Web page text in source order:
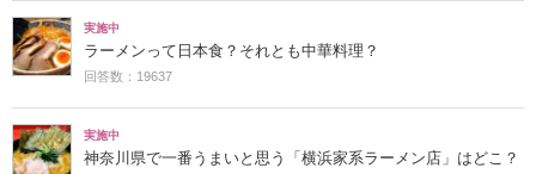
実施中
ラーメンって日本食？それとも中華料理？
回答数：19637
実施中
神奈川県で一番うまいと思う「横浜家系ラーメン店」はどこ？